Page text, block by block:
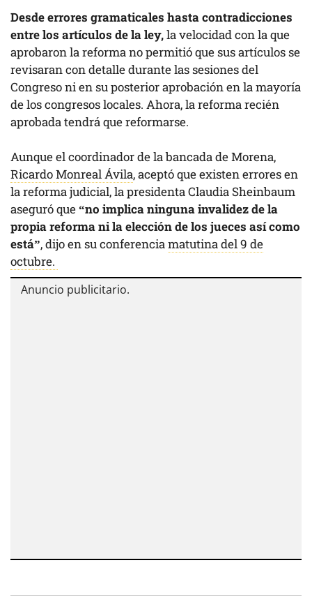
Desde errores gramaticales hasta contradicciones
entre los artículos de la ley,la velocidad con la que
aprobaron la reforma no permitió que sus artículos se
revisaran con detalle durante las sesiones del
Congreso ni en su posterior aprobación en la mayoría
de los congresos locales. Ahora, la reforma recién
aprobada tendrá que reformarse.
Aunque el coordinador de la bancada de Morena,
Ricardo Monreal Ávila, aceptó que existen errores en
la reforma judicial, la presidenta Claudia Sheinbaum
aseguró que“no implica ninguna invalidez de la
propia reforma ni la elección de los jueces así como
está”, dijo en su conferenciamatutina del 9 de
octubre.